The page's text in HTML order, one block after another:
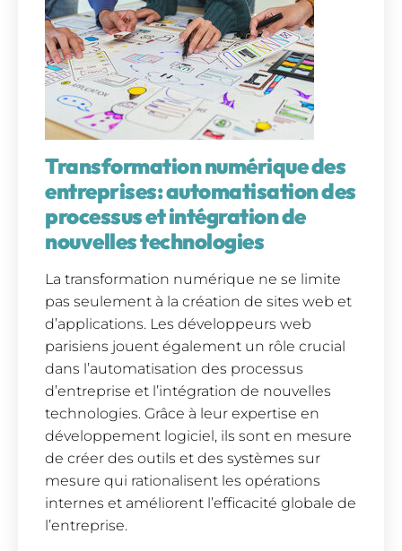
Transformation numérique des
entreprises: automatisation des
processus et intégration de
nouvelles technologies
La transformation numérique ne se limite
pas seulement à la création de sites web et
d’applications. Les développeurs web
parisiens jouent également un rôle crucial
dans l’automatisation des processus
d’entreprise et l’intégration de nouvelles
technologies. Grâce à leur expertise en
développement logiciel, ils sont en mesure
de créer des outils et des systèmes sur
mesure qui rationalisent les opérations
internes et améliorent l’efficacité globale de
l’entreprise.